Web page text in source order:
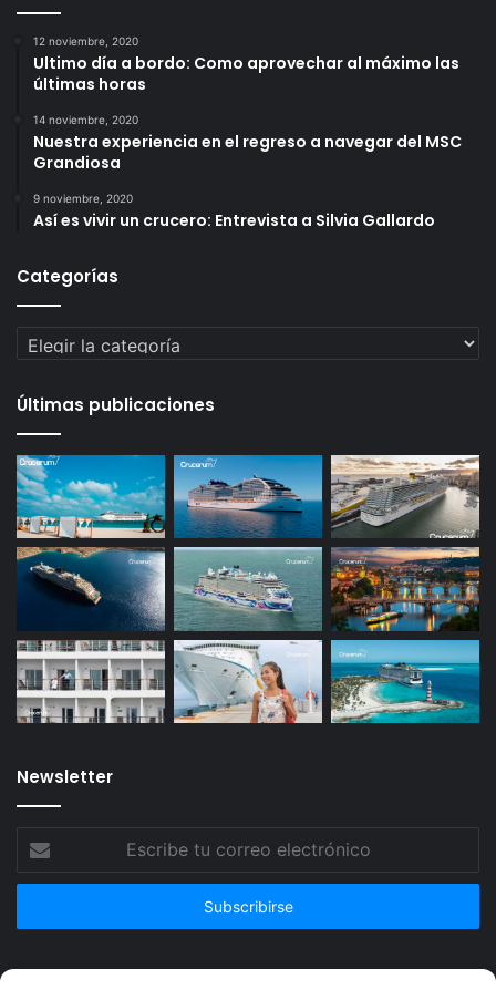
12 noviembre, 2020
Ultimo día a bordo: Como aprovechar al máximo las
últimas horas
14 noviembre, 2020
Nuestra experiencia en el regreso a navegar del MSC
Grandiosa
9 noviembre, 2020
Así es vivir un crucero: Entrevista a Silvia Gallardo
Categorías
Categorías
Últimas publicaciones
Newsletter
correo